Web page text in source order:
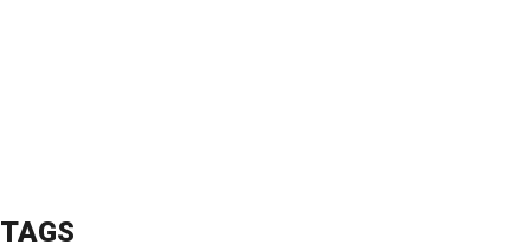
TAGS